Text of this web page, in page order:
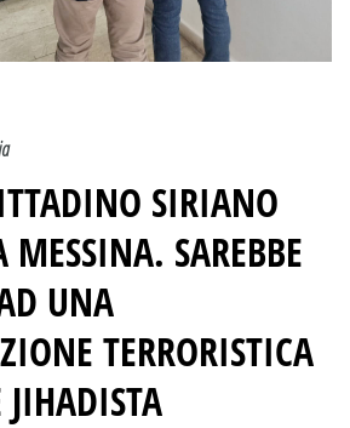
SIRIANO
MESSINA. SAREBBE
UNA
TERRORISTICA